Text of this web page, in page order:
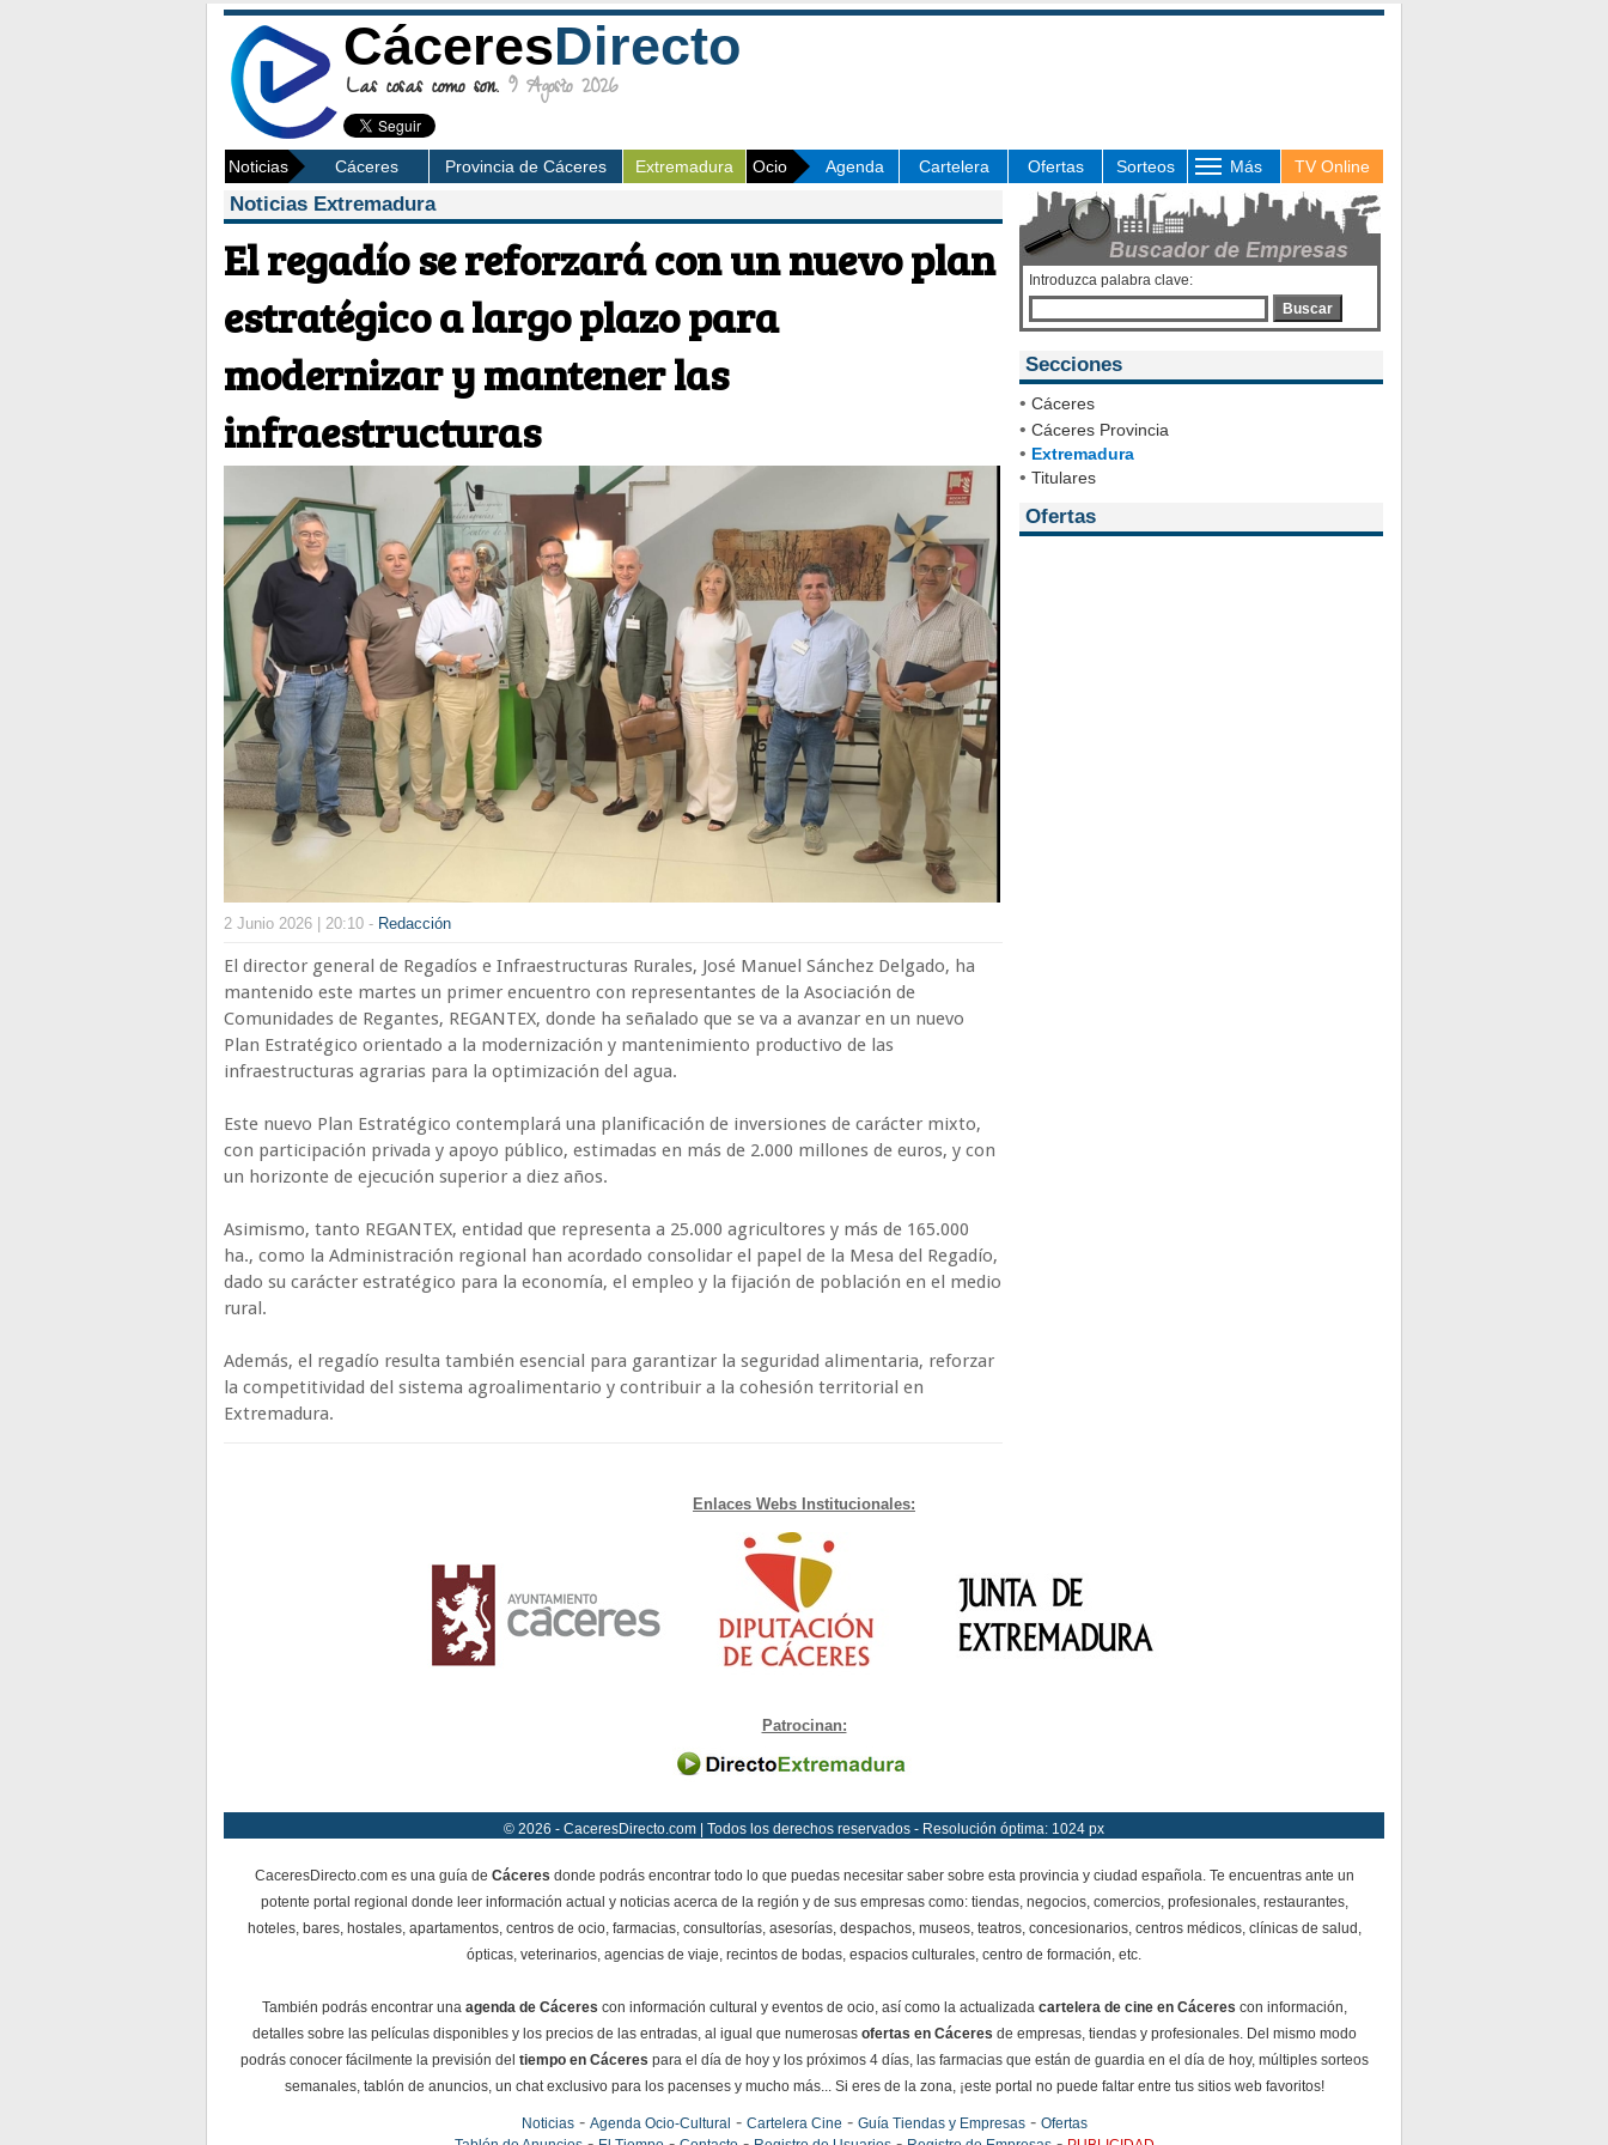
CáceresDirecto
Las cosas como son. 9 Agosto 2026
Noticias Cáceres Provincia de Cáceres Extremadura Ocio Agenda Cartelera Ofertas Sorteos Más TV Online
Noticias Extremadura
El regadío se reforzará con un nuevo plan
estratégico a largo plazo para
modernizar y mantener las
infraestructuras
2 Junio 2026 | 20:10 - Redacción
El director general de Regadíos e Infraestructuras Rurales, José Manuel Sánchez Delgado, ha
mantenido este martes un primer encuentro con representantes de la Asociación de
Comunidades de Regantes, REGANTEX, donde ha señalado que se va a avanzar en un nuevo
Plan Estratégico orientado a la modernización y mantenimiento productivo de las
infraestructuras agrarias para la optimización del agua.
Este nuevo Plan Estratégico contemplará una planificación de inversiones de carácter mixto,
con participación privada y apoyo público, estimadas en más de 2.000 millones de euros, y con
un horizonte de ejecución superior a diez años.
Asimismo, tanto REGANTEX, entidad que representa a 25.000 agricultores y más de 165.000
ha., como la Administración regional han acordado consolidar el papel de la Mesa del Regadío,
dado su carácter estratégico para la economía, el empleo y la fijación de población en el medio
rural.
Además, el regadío resulta también esencial para garantizar la seguridad alimentaria, reforzar
la competitividad del sistema agroalimentario y contribuir a la cohesión territorial en
Extremadura.
Introduzca palabra clave:
Buscar
Secciones
• Cáceres
• Cáceres Provincia
• Extremadura
• Titulares
Ofertas
Enlaces Webs Institucionales:
Patrocinan:
© 2026 - CaceresDirecto.com | Todos los derechos reservados - Resolución óptima: 1024 px
CaceresDirecto.com es una guía de Cáceres donde podrás encontrar todo lo que puedas necesitar saber sobre esta provincia y ciudad española. Te encuentras ante un
potente portal regional donde leer información actual y noticias acerca de la región y de sus empresas como: tiendas, negocios, comercios, profesionales, restaurantes,
hoteles, bares, hostales, apartamentos, centros de ocio, farmacias, consultorías, asesorías, despachos, museos, teatros, concesionarios, centros médicos, clínicas de salud,
ópticas, veterinarios, agencias de viaje, recintos de bodas, espacios culturales, centro de formación, etc.
También podrás encontrar una agenda de Cáceres con información cultural y eventos de ocio, así como la actualizada cartelera de cine en Cáceres con información,
detalles sobre las películas disponibles y los precios de las entradas, al igual que numerosas ofertas en Cáceres de empresas, tiendas y profesionales. Del mismo modo
podrás conocer fácilmente la previsión del tiempo en Cáceres para el día de hoy y los próximos 4 días, las farmacias que están de guardia en el día de hoy, múltiples sorteos
semanales, tablón de anuncios, un chat exclusivo para los pacenses y mucho más... Si eres de la zona, ¡este portal no puede faltar entre tus sitios web favoritos!
Noticias- Agenda Ocio-Cultural - Cartelera Cine - Guía Tiendas y Empresas- Ofertas